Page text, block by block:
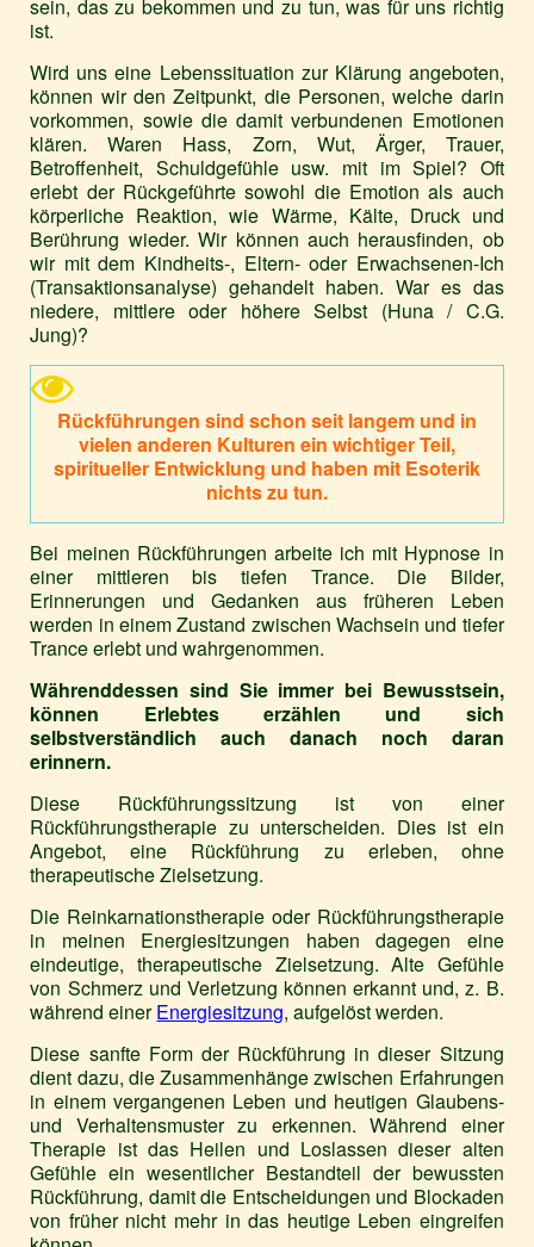
sein, das zu bekommen und zu tun, was für uns richtig
ist.
Wird uns eine Lebenssituation zur Klärung angeboten,
können wir den Zeitpunkt, die Personen, welche darin
vorkommen, sowie die damit verbundenen Emotionen
klären. Waren Hass, Zorn, Wut, Ärger, Trauer,
Betroffenheit, Schuldgefühle usw. mit im Spiel? Oft
erlebt der Rückgeführte sowohl die Emotion als auch
körperliche Reaktion, wie Wärme, Kälte, Druck und
Berührung wieder. Wir können auch herausfinden, ob
wir mit dem Kindheits-, Eltern- oder Erwachsenen-Ich
(Transaktionsanalyse) gehandelt haben. War es das
niedere, mittlere oder höhere Selbst (Huna / C.G.
Jung)?
Rückführungen sind schon seit langem und in
vielen anderen Kulturen ein wichtiger Teil,
spiritueller Entwicklung und haben mit Esoterik
nichts zu tun.
Bei meinen Rückführungen arbeite ich mit Hypnose in
einer mittleren bis tiefen Trance. Die Bilder,
Erinnerungen und Gedanken aus früheren Leben
werden in einem Zustand zwischen Wachsein und tiefer
Trance erlebt und wahrgenommen.
Währenddessen sind Sie immer bei Bewusstsein,
können Erlebtes erzählen und sich
selbstverständlich auch danach noch daran
erinnern.
Diese Rückführungssitzung ist von einer
Rückführungstherapie zu unterscheiden. Dies ist ein
Angebot, eine Rückführung zu erleben, ohne
therapeutische Zielsetzung.
Die Reinkarnationstherapie oder Rückführungstherapie
in meinen Energiesitzungen haben dagegen eine
eindeutige, therapeutische Zielsetzung. Alte Gefühle
von Schmerz und Verletzung können erkannt und, z. B.
während einerEnergiesitzung, aufgelöst werden.
Diese sanfte Form der Rückführung in dieser Sitzung
dient dazu, die Zusammenhänge zwischen Erfahrungen
in einem vergangenen Leben und heutigen Glaubens-
und Verhaltensmuster zu erkennen. Während einer
Therapie ist das Heilen und Loslassen dieser alten
Gefühle ein wesentlicher Bestandteil der bewussten
Rückführung, damit die Entscheidungen und Blockaden
von früher nicht mehr in das heutige Leben eingreifen